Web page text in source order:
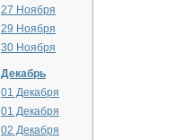
27 Ноября
29 Ноября
30 Ноября
Декабрь
01 Декабря
01 Декабря
02 Декабря